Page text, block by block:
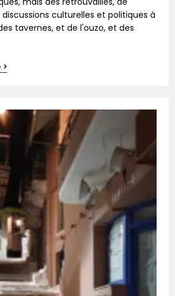
culturelles et politiques à
tavernes, et de l'ouzo, et des